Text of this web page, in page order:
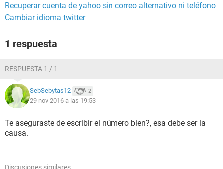
Recuperar cuenta de yahoo sin correo alternativo ni teléfono
Cambiar idioma twitter
1 respuesta
RESPUESTA 1 / 1
SebSebytas12 2
29 nov 2016 a las 19:53
Te aseguraste de escribir el número bien?, esa debe ser la
causa.
Discusiones similares